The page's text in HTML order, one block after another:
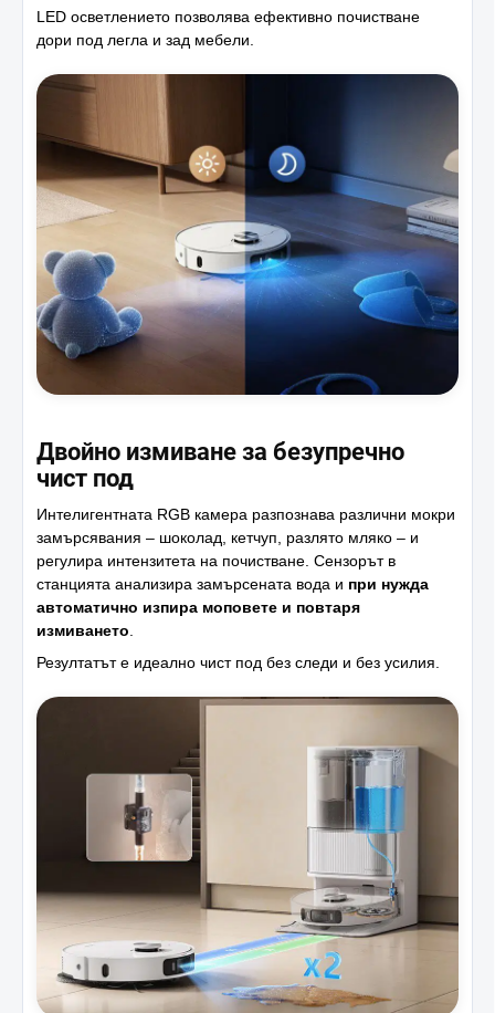
LED осветлението позволява ефективно почистване
дори под легла и зад мебели.
Двойно измиване за безупречно
чист под
Интелигентната RGB камера разпознава различни мокри
замърсявания – шоколад, кетчуп, разлято мляко – и
регулира интензитета на почистване. Сензорът в
станцията анализира замърсената вода и при нужда
автоматично изпира моповете и повтаря
измиването.
Резултатът е идеално чист под без следи и без усилия.